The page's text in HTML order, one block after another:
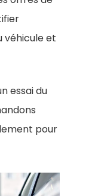
véhicule et
essai du
pour